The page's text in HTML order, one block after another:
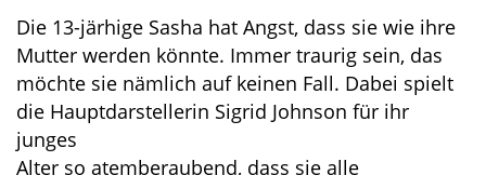
Die 13-järhige Sasha hat Angst, dass sie wie ihre
Mutter werden könnte. Immer traurig sein, das
möchte sie nämlich auf keinen Fall. Dabei spielt
die Hauptdarstellerin Sigrid Johnson für ihr
junges
Alter so atemberaubend, dass sie alle